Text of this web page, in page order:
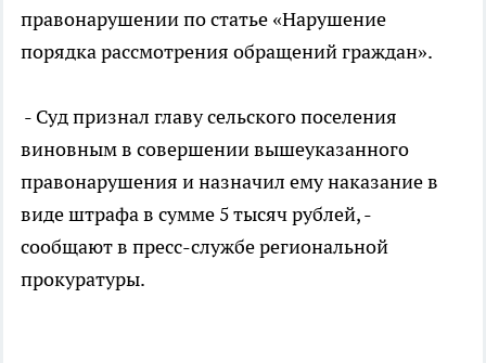
правонарушении по статье «Нарушение
порядка рассмотрения обращений граждан».
- Суд признал главу сельского поселения
виновным в совершении вышеуказанного
правонарушения и назначил ему наказание в
виде штрафа в сумме 5 тысяч рублей, -
сообщают в пресс-службе региональной
прокуратуры.